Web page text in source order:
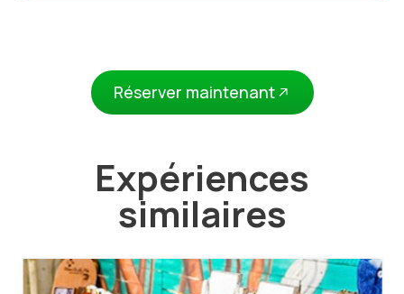
Réserver maintenant
Expériences
similaires